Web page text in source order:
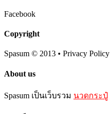
Facebook
Copyright
Spasum © 2013 • Privacy Policy
About us
Spasum เป็นเว็บรวม นวดกระปู๋